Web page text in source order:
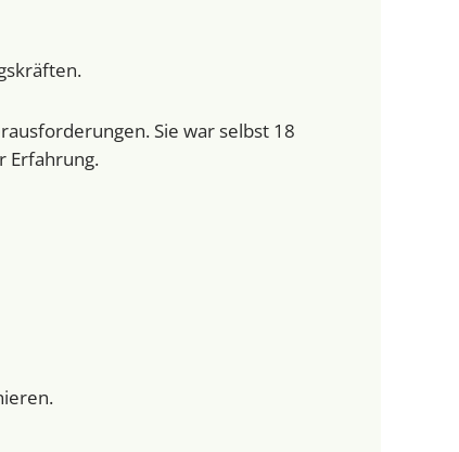
Sie war selbst 18
Erfahrung.